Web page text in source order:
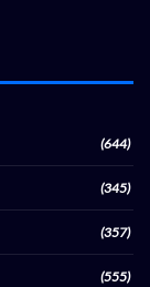
(644)
(345)
(357)
(555)